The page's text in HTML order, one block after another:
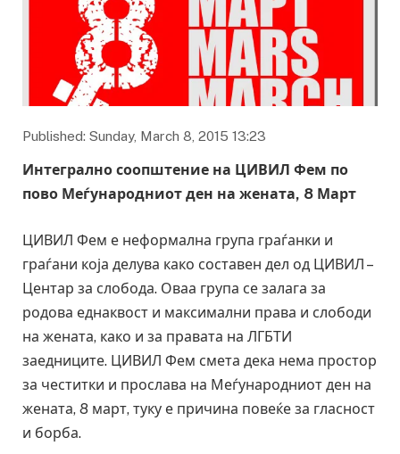
Published: Sunday, March 8, 2015 13:23
Интегрално соопштение на ЦИВИЛ Фем по
пово Меѓународниот ден на жената, 8 Март
ЦИВИЛ Фем е неформална група граѓанки и
граѓани која делува како составен дел од ЦИВИЛ –
Центар за слобода. Оваа група се залага за
родова еднаквост и максимални права и слободи
на жената, како и за правата на ЛГБТИ
заедниците. ЦИВИЛ Фем смета дека нема простор
за честитки и прослава на Меѓународниот ден на
жената, 8 март, туку е причина повеќе за гласност
и борба.